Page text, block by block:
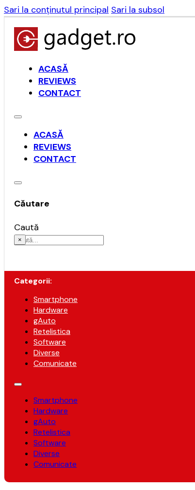
Sari la conținutul principal Sari la subsol
ACASĂ
REVIEWS
CONTACT
ACASĂ
REVIEWS
CONTACT
Căutare
Caută
×
Categorii:
Smartphone
Hardware
gAuto
Retelistica
Software
Diverse
Comunicate
Smartphone
Hardware
gAuto
Retelistica
Software
Diverse
Comunicate